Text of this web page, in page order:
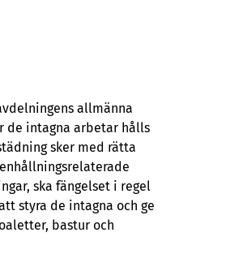
allmänna
de intagna arbetar hålls
sker med rätta
ska fängelset i regel
styra de intagna och ge
bastur och